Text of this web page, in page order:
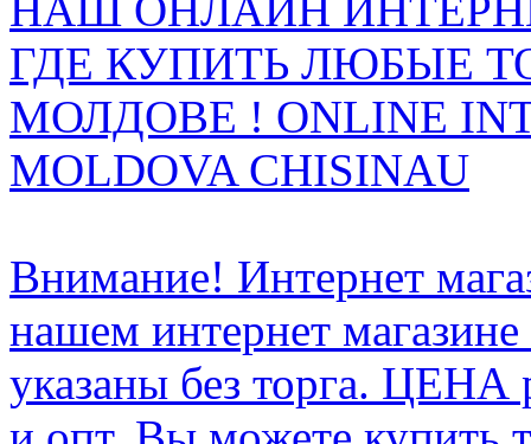
ГДЕ КУПИТЬ ЛЮБЫЕ
МОЛДОВЕ ! ONLINE
MOLDOVA CHISINAU
Внимание! Интернет
нашем интернет
указаны без торга.